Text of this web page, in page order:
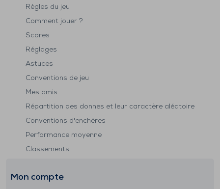
Règles du jeu
Comment jouer ?
Scores
Réglages
Astuces
Conventions de jeu
Mes amis
Répartition des donnes et leur caractère aléatoire
Conventions d'enchères
Performance moyenne
Classements
Mon compte